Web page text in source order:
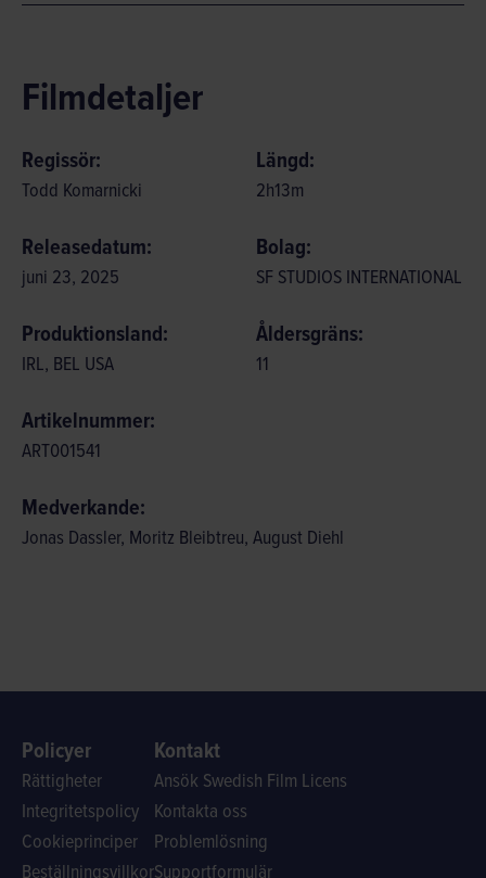
Filmdetaljer
Regissör:
Todd Komarnicki
Längd:
2h13m
Releasedatum:
juni 23, 2025
Bolag:
SF STUDIOS INTERNATIONAL
Produktionsland:
IRL, BEL USA
Åldersgräns:
11
Artikelnummer:
ART001541
Medverkande:
Jonas Dassler, Moritz Bleibtreu, August Diehl
Policyer
Rättigheter
Integritetspolicy
Cookieprinciper
Beställningsvillkor
Kontakt
Ansök Swedish Film Licens
Kontakta oss
Problemlösning
Supportformulär